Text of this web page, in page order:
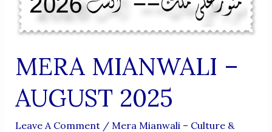
MERA MIANWALI –
AUGUST 2025
Leave A Comment / Mera Mianwali – Culture &